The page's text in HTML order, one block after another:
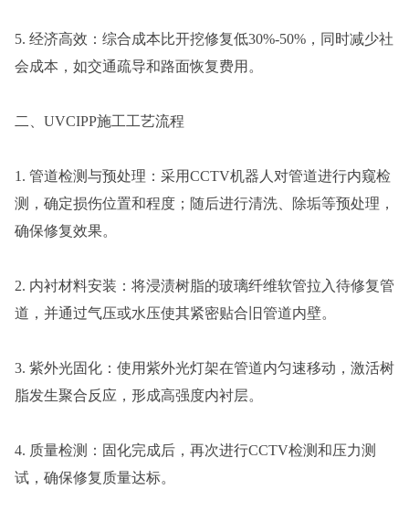
5. 经济高效：综合成本比开挖修复低30%-50%，同时减少社
会成本，如交通疏导和路面恢复费用。
二、UVCIPP施工工艺流程
1. 管道检测与预处理：采用CCTV机器人对管道进行内窥检
测，确定损伤位置和程度；随后进行清洗、除垢等预处理，
确保修复效果。
2. 内衬材料安装：将浸渍树脂的玻璃纤维软管拉入待修复管
道，并通过气压或水压使其紧密贴合旧管道内壁。
3. 紫外光固化：使用紫外光灯架在管道内匀速移动，激活树
脂发生聚合反应，形成高强度内衬层。
4. 质量检测：固化完成后，再次进行CCTV检测和压力测
试，确保修复质量达标。